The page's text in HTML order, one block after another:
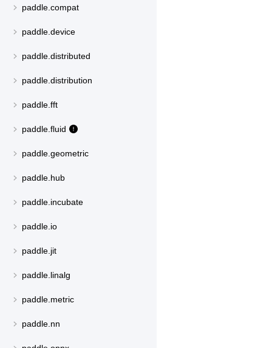
paddle.compat
paddle.device
paddle.distributed
paddle.distribution
paddle.fft
paddle.fluid
paddle.geometric
paddle.hub
paddle.incubate
paddle.io
paddle.jit
paddle.linalg
paddle.metric
paddle.nn